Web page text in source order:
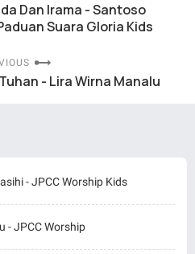
Dan Irama - Santoso
Suara Gloria Kids
- Lira Wirna Manalu
- JPCC Worship Kids
- JPCC Worship